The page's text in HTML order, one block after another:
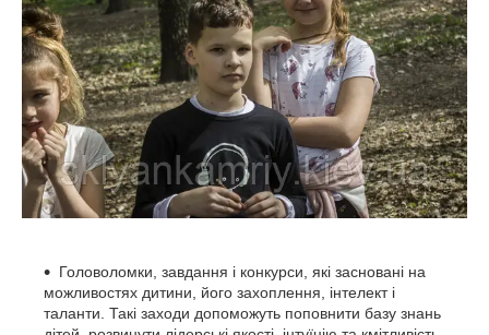
Головоломки, завдання і конкурси, які засновані на
можливостях дитини, його захоплення, інтелект і
таланти. Такі заходи допоможуть поповнити базу знань